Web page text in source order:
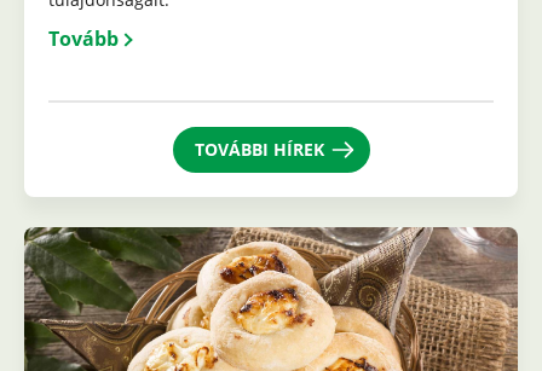
Tovább
TOVÁBBI HÍREK